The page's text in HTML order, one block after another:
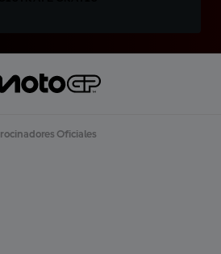
Oficiales